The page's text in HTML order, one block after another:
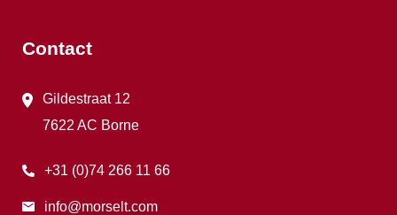
Contact
Gildestraat 12
7622 AC Borne
+31 (0)74 266 11 66
info@morselt.com